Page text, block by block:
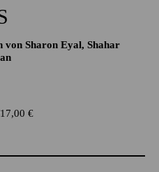
Sharon Eyal, Shahar
17,00 €